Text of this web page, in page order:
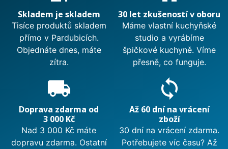
Skladem je skladem
Tisíce produktů skladem
přímo v Pardubicích.
Objednáte dnes, máte
zítra.
30 let zkušeností v oboru
Máme vlastní kuchyňské
studio a vyrábíme
špičkové kuchyně. Víme
přesně, co funguje.
local_shipping
Doprava zdarma od
3 000 Kč
Nad 3 000 Kč máte
dopravu zdarma. Ostatní
sync
Až 60 dní na vrácení
zboží
30 dní na vrácení zdarma.
Potřebujete víc času? Až